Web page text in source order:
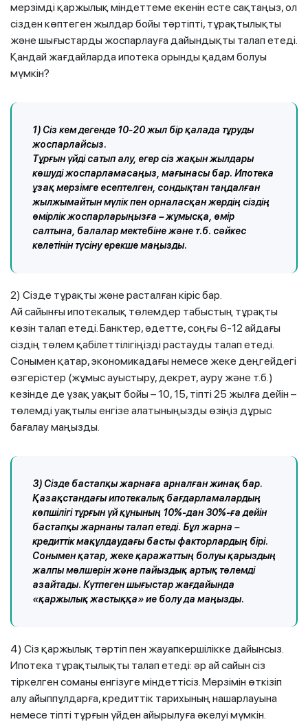
мерзімді қаржылық міндеттеме екенін есте сақтаңыз, ол
сізден көптеген жылдар бойы тәртіпті, тұрақтылықты
және шығыстарды жоспарлауға дайындықты талап етеді.
Қандай жағдайларда ипотека орынды қадам болуы
мүмкін?
1) Сіз кем дегенде 10-20 жыл бір қалада тұруды
жоспарлайсыз.
Тұрғын үйді сатып алу, егер сіз жақын жылдары
көшуді жоспарламасаңыз, мағынасы бар. Ипотека
ұзақ мерзімге есептелген, сондықтан таңдалған
жылжымайтын мүлік пен орналасқан жердің сіздің
өмірлік жоспарларыңызға – жұмысқа, өмір
салтына, балалар мектебіне және т.б. сәйкес
келетінін түсіну ерекше маңызды.
2) Сізде тұрақты және расталған кіріс бар.
Ай сайынғы ипотекалық төлемдер табыстың тұрақты
көзін талап етеді. Банктер, әдетте, соңғы 6-12 айдағы
сіздің төлем қабілеттілігіңізді растауды талап етеді.
Сонымен қатар, экономикадағы немесе жеке деңгейдегі
өзгерістер (жұмыс ауыстыру, декрет, ауру және т.б.)
кезінде де ұзақ уақыт бойы – 10, 15, тіпті 25 жылға дейін –
төлемді уақтылы енгізе алатыныңызды өзіңіз дұрыс
бағалау маңызды.
3) Сізде бастапқы жарнаға арналған жинақ бар.
Қазақстандағы ипотекалық бағдарламалардың
көпшілігі тұрғын үй құнының 10%-дан 30%-ға дейін
бастапқы жарнаны талап етеді. Бұл жарна –
кредиттік мақұлдаудағы басты факторлардың бірі.
Сонымен қатар, жеке қаражаттың болуы қарыздың
жалпы мөлшерін және пайыздық артық төлемді
азайтады. Күтпеген шығыстар жағдайында
«қаржылық жастыққа» ие болу да маңызды.
4) Сіз қаржылық тәртіп пен жауапкершілікке дайынсыз.
Ипотека тұрақтылықты талап етеді: әр ай сайын сіз
тіркелген соманы енгізуге міндеттісіз. Мерзімін өткізіп
алу айыппұлдарға, кредиттік тарихының нашарлауына
немесе тіпті тұрғын үйден айырылуға әкелуі мүмкін.